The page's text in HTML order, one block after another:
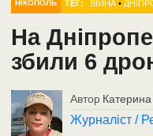
НІКОПОЛЬ ТЕГ: ВІЙНА •
На
збили 6
Автор
Журналіст /